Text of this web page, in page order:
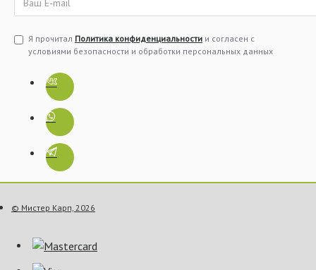
Я прочитал Политика конфиденциальности и согласен с
условиями безопасности и обработки персональных данных
© Мистер Карп, 2026